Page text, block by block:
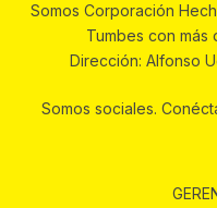
Somos Corporación
Tumbes con más
Dirección: Alfonso
Somos sociales.